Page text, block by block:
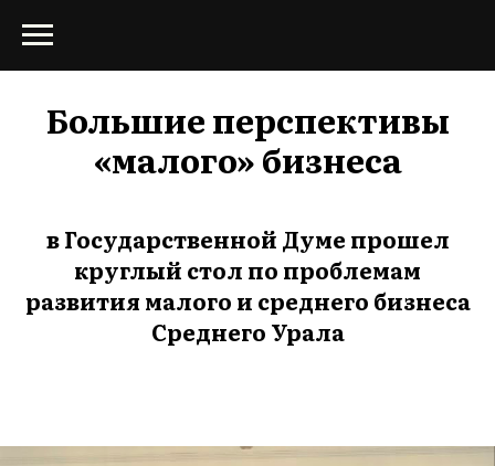
Большие перспективы
«малого» бизнеса
в Государственной Думе прошел
круглый стол по проблемам
развития малого и среднего бизнеса
Среднего Урала